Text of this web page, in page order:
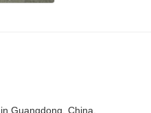
Guangdong, China.